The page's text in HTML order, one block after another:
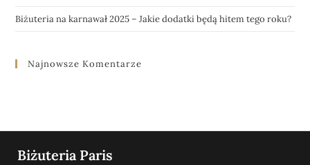
Biżuteria na karnawał 2025 – Jakie dodatki będą hitem tego roku?
Najnowsze Komentarze
Biżuteria Paris